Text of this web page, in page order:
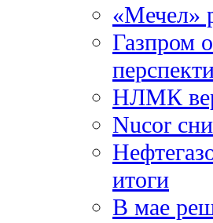
«Мечел»
Газпром
НЛМК
Nucor
итоги
В мае